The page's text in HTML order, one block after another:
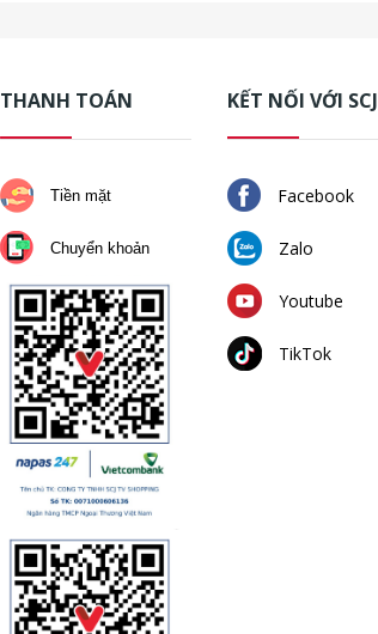
THANH TOÁN
Tiền mặt
Chuyển khoản
KẾT NỐI VỚI SCJ
Facebook
Zalo
Youtube
TikTok